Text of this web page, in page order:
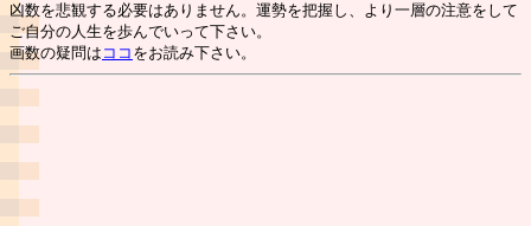
凶数を悲観する必要はありません。運勢を把握し、より一層の注意をして
ご自分の人生を歩んでいって下さい。
画数の疑問は ココ をお読み下さい。